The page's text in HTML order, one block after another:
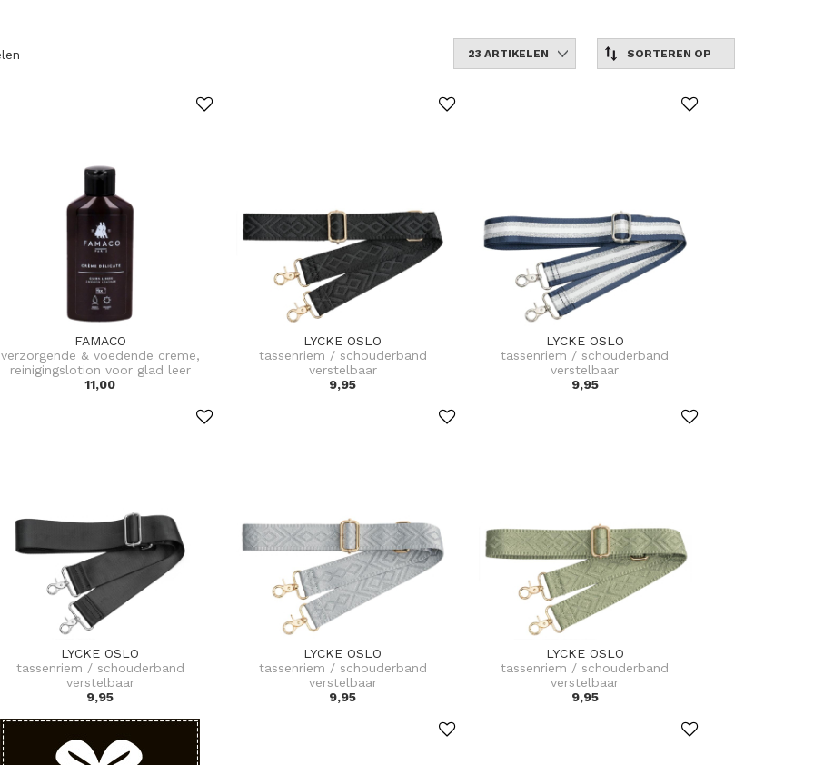
SORTEREN OP
23 ARTIKELEN
FAMACO
verzorgende & voedende creme,
reinigingslotion voor glad leer
11,00
LYCKE OSLO
tassenriem / schouderband
verstelbaar
9,95
LYCKE OSLO
tassenriem / schouderband
verstelbaar
9,95
LYCKE OSLO
tassenriem / schouderband
verstelbaar
9,95
LYCKE OSLO
tassenriem / schouderband
verstelbaar
9,95
LYCKE OSLO
tassenriem / schouderband
verstelbaar
9,95